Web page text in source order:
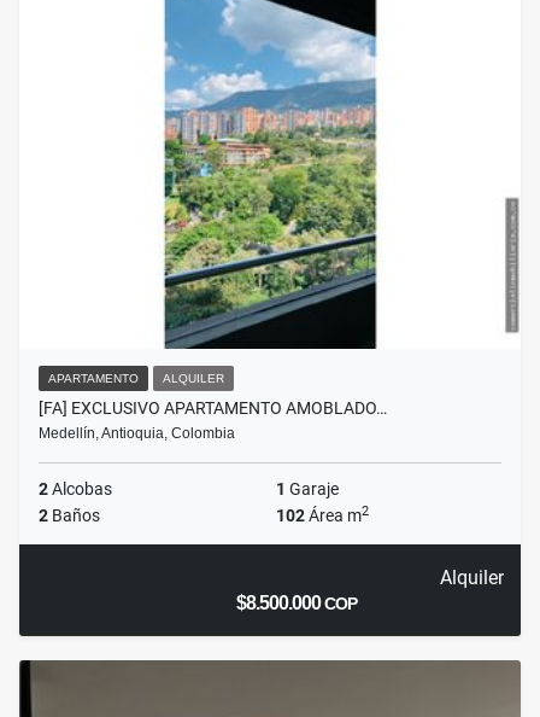
APARTAMENTO ALQUILER
[FA] EXCLUSIVO APARTAMENTO AMOBLADO…
Medellín, Antioquia, Colombia
2Alcobas 1 Garaje
2 Baños 102Área m2
Alquiler
$8.500.000COP